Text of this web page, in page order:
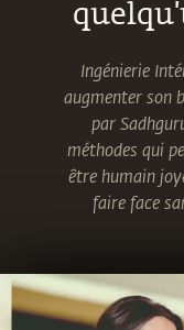
Ingénierie
augmenter son
par
méthodes qui
être humain
faire face